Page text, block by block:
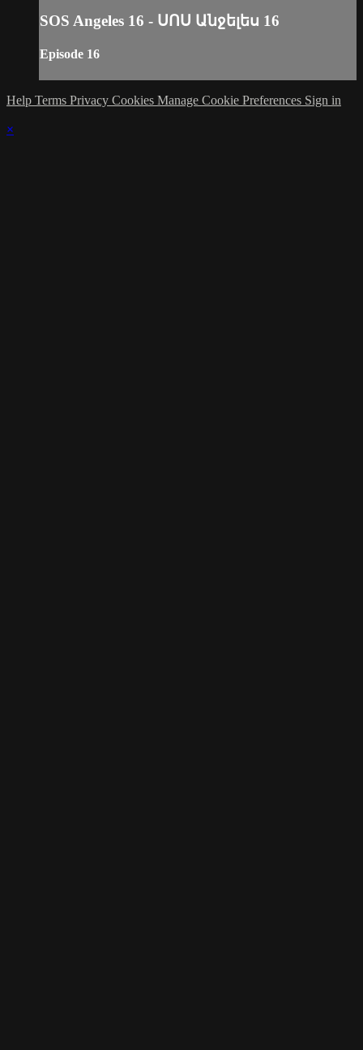
SOS Angeles 16 - ՍՈՍ Անջելես 16
Episode 16
Help Terms Privacy Cookies Manage Cookie Preferences Sign in
×